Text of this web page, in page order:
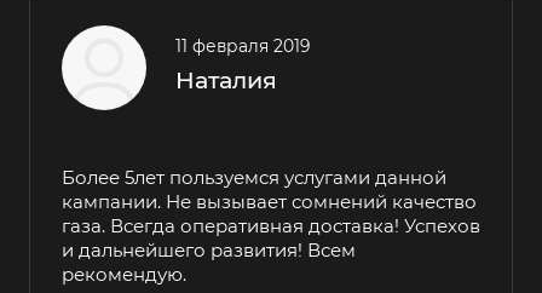
11 февраля 2019
Наталия
Более 5лет пользуемся услугами данной
кампании. Не вызывает сомнений качество
газа. Всегда оперативная доставка! Успехов
и дальнейшего развития! Всем
рекомендую.